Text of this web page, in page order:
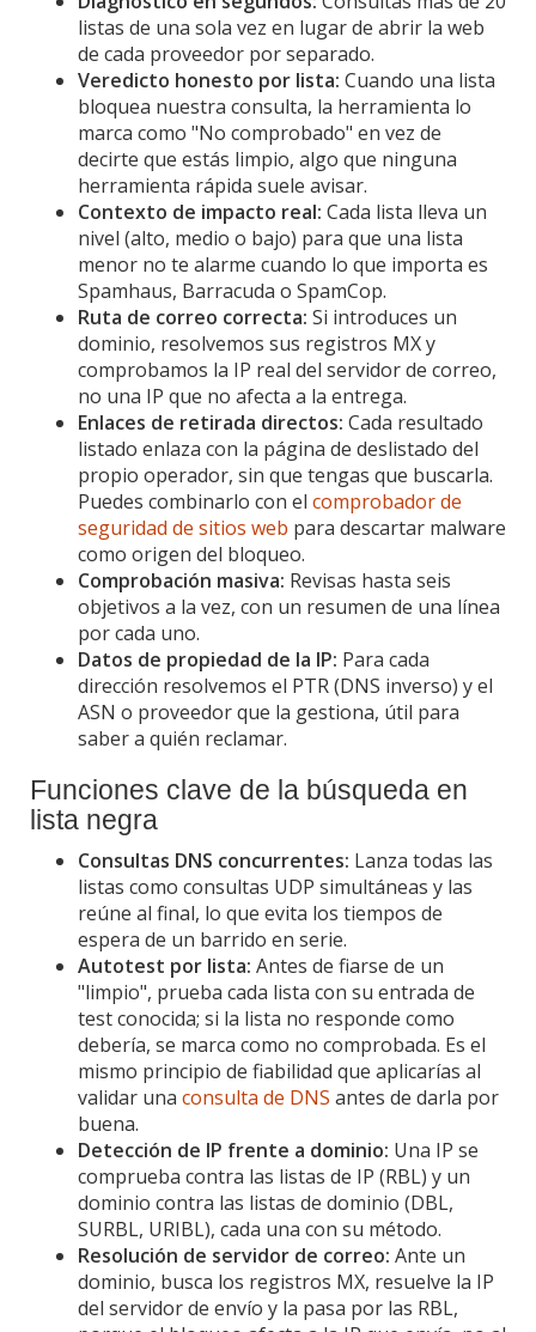
listas de una sola vez en lugar de abrir la web
de cada proveedor por separado.
Veredicto honesto por lista: Cuando una lista
bloquea nuestra consulta, la herramienta lo
marca como "No comprobado" en vez de
decirte que estás limpio, algo que ninguna
herramienta rápida suele avisar.
Contexto de impacto real: Cada lista lleva un
nivel (alto, medio o bajo) para que una lista
menor no te alarme cuando lo que importa es
Spamhaus, Barracuda o SpamCop.
Ruta de correo correcta: Si introduces un
dominio, resolvemos sus registros MX y
comprobamos la IP real del servidor de correo,
no una IP que no afecta a la entrega.
Enlaces de retirada directos: Cada resultado
listado enlaza con la página de deslistado del
propio operador, sin que tengas que buscarla.
Puedes combinarlo con el comprobador de
seguridad de sitios web para descartar malware
como origen del bloqueo.
Comprobación masiva: Revisas hasta seis
objetivos a la vez, con un resumen de una línea
por cada uno.
Datos de propiedad de la IP: Para cada
dirección resolvemos el PTR (DNS inverso) y el
ASN o proveedor que la gestiona, útil para
saber a quién reclamar.
Funciones clave de la búsqueda en
lista negra
Consultas DNS concurrentes: Lanza todas las
listas como consultas UDP simultáneas y las
reúne al final, lo que evita los tiempos de
espera de un barrido en serie.
Autotest por lista: Antes de fiarse de un
"limpio", prueba cada lista con su entrada de
test conocida; si la lista no responde como
debería, se marca como no comprobada. Es el
mismo principio de fiabilidad que aplicarías al
validar una consulta de DNS antes de darla por
buena.
Detección de IP frente a dominio: Una IP se
comprueba contra las listas de IP (RBL) y un
dominio contra las listas de dominio (DBL,
SURBL, URIBL), cada una con su método.
Resolución de servidor de correo: Ante un
dominio, busca los registros MX, resuelve la IP
del servidor de envío y la pasa por las RBL,